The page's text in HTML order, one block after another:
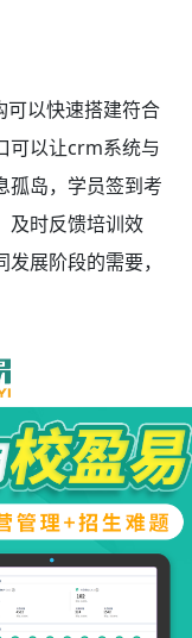
以快速搭建符合
可以让crm系统与
孤岛，学员签到考
及时反馈培训效
展阶段的需要，